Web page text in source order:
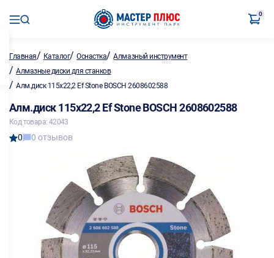
0
Главная/ Каталог/Оснастка/Алмазный инструмент
/ Алмазные диски для станков
/ Алм.диск 115х22,2 Ef Stone BOSCH 2608602588
Алм.диск 115х22,2 Ef Stone BOSCH 2608602588
Код товара: 42043
0 0 отзывов